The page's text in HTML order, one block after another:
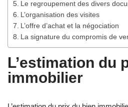
Le regroupement des divers
L’organisation des visites
L’offre d’achat et la négociation
La signature du compromis de
L’estimation du
immobilier